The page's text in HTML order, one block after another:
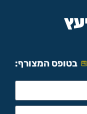
בטופס המצורף: